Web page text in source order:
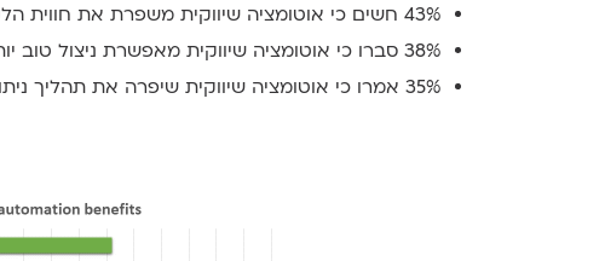
43% חשים כי אוטומציה שיווקית משפרת את חווית הלקוח;
38% סברו כי אוטומציה שיווקית מאפשרת ניצול טוב יותר של עבודת הצוות;
35% אמרו כי אוטומציה שיווקית שיפרה את תהליך ניתוח הנתונים וקבלת ההחלטות